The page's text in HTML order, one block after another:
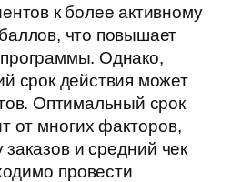
к более активному
что повышает
Однако,
срок действия может
Оптимальный срок
от многих факторов,
заказов и средний чек
провести